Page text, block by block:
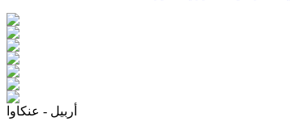
أربيل - عنكاوا